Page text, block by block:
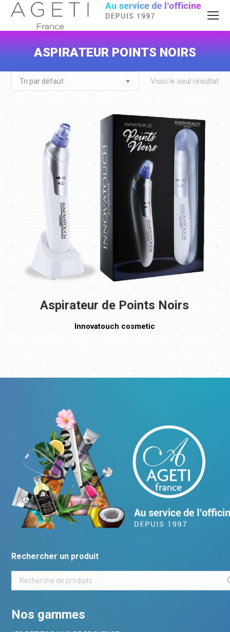
ASPIRATEUR POINTS NOIRS
Voici le seul résultat
Aspirateur de Points Noirs
Innovatouch cosmetic
Rechercher un produit
Nos gammes